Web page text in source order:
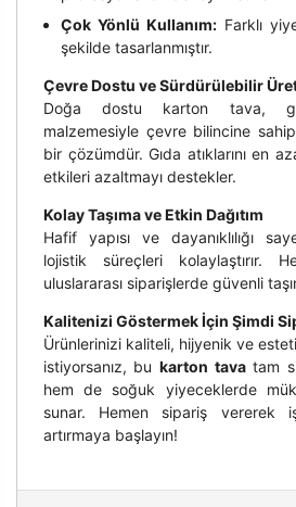
Çok Yönlü Kullanım: Farklı
şekilde tasarlanmıştır.
Çevre Dostu ve Sürdürülebilir
Doğa dostu karton tava,
malzemesiyle çevre bilincine
bir çözümdür. Gıda atıklarını en
etkileri azaltmayı destekler.
Kolay Taşıma ve Etkin Dağıtım
Hafif yapısı ve dayanıklılığı
lojistik süreçleri kolaylaştırır.
uluslararası siparişlerde güvenli
Kalitenizi Göstermek İçin Şimdi
Ürünlerinizi kaliteli, hijyenik ve
istiyorsanız, bu karton tavatam
hem de soğuk yiyeceklerde
sunar. Hemen sipariş vererek
artırmaya başlayın!